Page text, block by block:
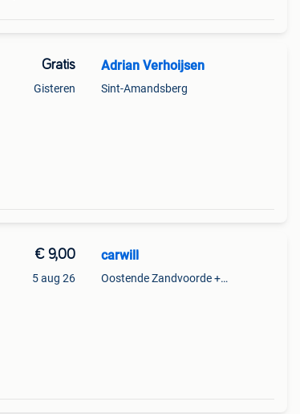
Gratis
Gisteren
Adrian Verhoijsen
Sint-Amandsberg
€ 9,00
5 aug 26
carwill
Oostende Zandvoorde +Oostende